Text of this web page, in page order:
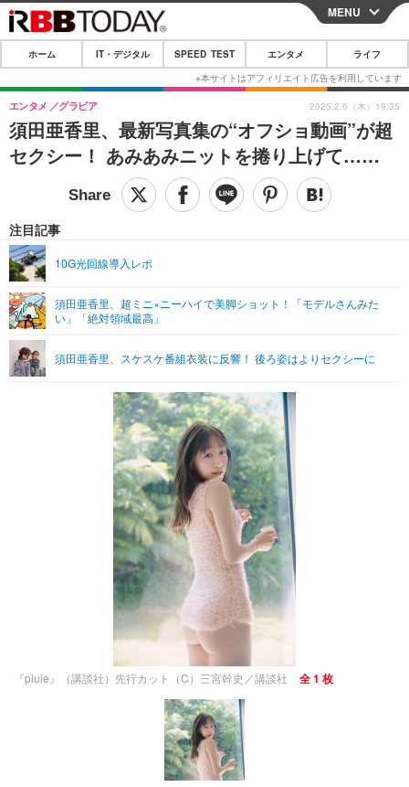
CLOSE
ホーム
IT・デジタル
IT・デジタルTOP スマートフォン
ガジェット・ツール
ショッピング その他
SPEED TEST
エンタメTOP 映画・ドラマ
グラビア
ショッピング その他
ライフTOP
その他
リリース一覧
プッシュ通知の停止方法
MENU
ホーム IT・デジタル SPEED TEST エンタメ ライフ
須田亜香里、最新写真集の“オフショ動画”が超
セクシー！ あみあみニットを捲り上げて……
エンタメ グラビア
注目記事
10G光回線導入レポ
須田亜香里、超ミニ×ニーハイで美脚ショット！「モデルさんみた
い」「絶対領域最高」
須田亜香里、スケスケ番組衣装に反響！ 後ろ姿はよりセクシーに
2025.2.6（木）19:35
『pluie』（講談社）先行カット（C）三宮幹史／講談社 全 1 枚